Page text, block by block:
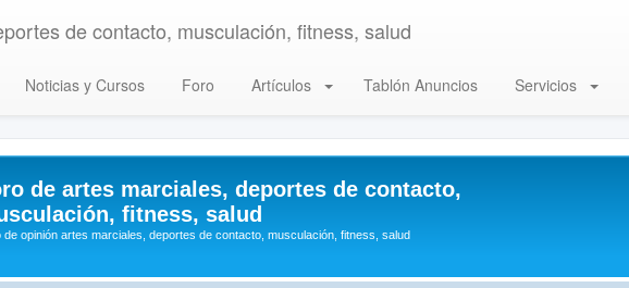
de contacto, musculación, fitness, salud
Noticias y Cursos Foro Artículos Tablón Anuncios Servicios
de artes marciales, deportes de contacto,
fitness, salud
de opinión artes marciales, deportes de contacto, musculación, fitness, salud